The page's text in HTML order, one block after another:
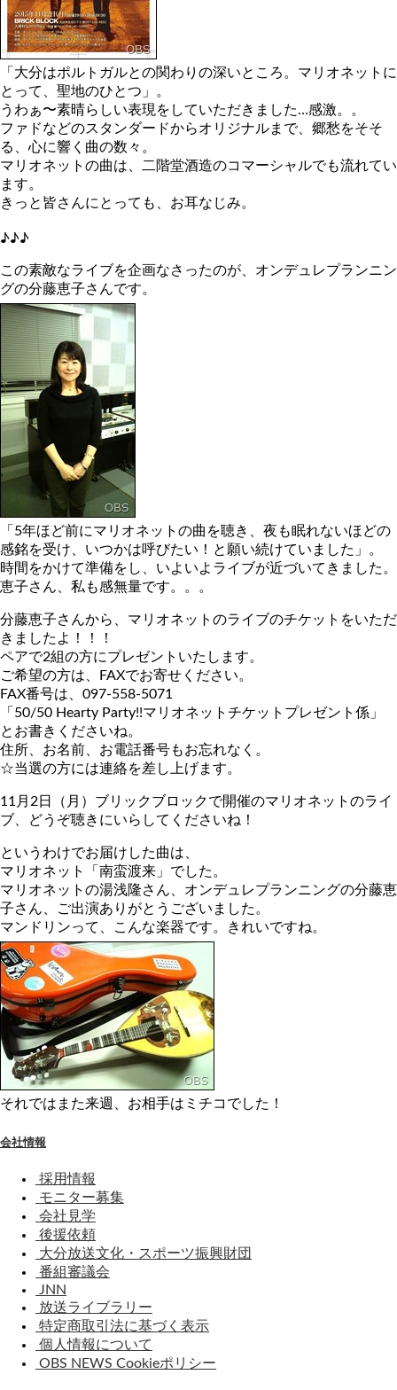
「大分はポルトガルとの関わりの深いところ。マリオネットに
とって、聖地のひとつ」。
うわぁ〜素晴らしい表現をしていただきました…感激。。
ファドなどのスタンダードからオリジナルまで、郷愁をそそ
る、心に響く曲の数々。
マリオネットの曲は、二階堂酒造のコマーシャルでも流れてい
ます。
きっと皆さんにとっても、お耳なじみ。
♪♪♪
この素敵なライブを企画なさったのが、オンデュレプランニン
グの分藤恵子さんです。
「5年ほど前にマリオネットの曲を聴き、夜も眠れないほどの
感銘を受け、いつかは呼びたい！と願い続けていました」。
時間をかけて準備をし、いよいよライブが近づいてきました。
恵子さん、私も感無量です。。。
分藤恵子さんから、マリオネットのライブのチケットをいただ
きましたよ！！！
ペアで2組の方にプレゼントいたします。
ご希望の方は、FAXでお寄せください。
FAX番号は、097-558-5071
「50/50 Hearty Party!!マリオネットチケットプレゼント係」
とお書きくださいね。
住所、お名前、お電話番号もお忘れなく。
☆当選の方には連絡を差し上げます。
11月2日（月）ブリックブロックで開催のマリオネットのライ
ブ、どうぞ聴きにいらしてくださいね！
というわけでお届けした曲は、
マリオネット「南蛮渡来」でした。
マリオネットの湯浅隆さん、オンデュレプランニングの分藤恵
子さん、ご出演ありがとうございました。
マンドリンって、こんな楽器です。きれいですね。
それではまた来週、お相手はミチコでした！
会社情報
採用情報
モニター募集
会社見学
後援依頼
大分放送文化・スポーツ振興財団
番組審議会
JNN
放送ライブラリー
特定商取引法に基づく表示
個人情報について
OBS NEWS Cookieポリシー